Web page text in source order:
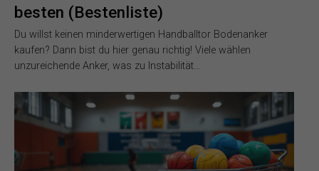
besten (Bestenliste)
Du willst keinen minderwertigen Handballtor Bodenanker
kaufen? Dann bist du hier genau richtig! Viele wählen
unzureichende Anker, was zu Instabilität…